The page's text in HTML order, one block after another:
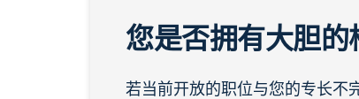
您是否拥有大胆
若当前开放的职位与您的专长不